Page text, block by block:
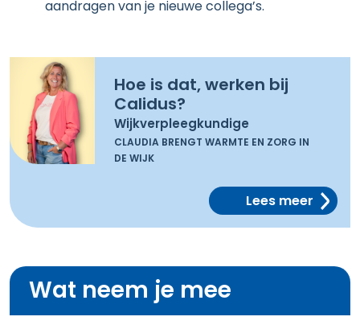
aandragen van je nieuwe collega’s.
Hoe is dat, werken bij
Calidus?
Wijkverpleegkundige
CLAUDIA BRENGT WARMTE EN ZORG IN
DE WIJK
Lees meer
Wat neem je mee